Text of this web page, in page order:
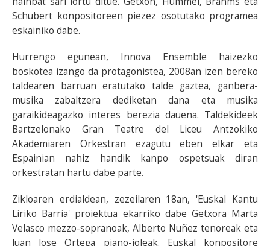
Schubert konpositoreen piezez osotutako programea
eskainiko dabe.
Hurrengo egunean, Innova Ensemble haizezko
boskotea izango da protagonistea, 2008an izen bereko
taldearen barruan eratutako talde gaztea, ganbera-
musika zabaltzera dediketan dana eta musika
garaikideagazko interes berezia dauena. Taldekideek
Bartzelonako Gran Teatre del Liceu Antzokiko
Akademiaren Orkestran ezagutu eben elkar eta
Espainian nahiz handik kanpo ospetsuak diran
orkestratan hartu dabe parte.
Zikloaren erdialdean, zezeilaren 18an, 'Euskal Kantu
Liriko Barria' proiektua ekarriko dabe Getxora Marta
Velasco mezzo-sopranoak, Alberto Nuñez tenoreak eta
Juan Jose Ortega piano-joleak. Euskal konpositore